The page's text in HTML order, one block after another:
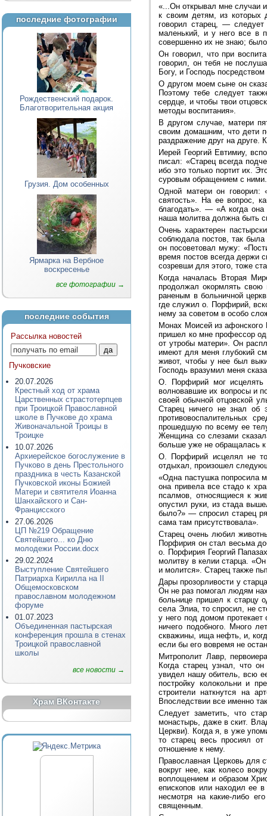
последние фотографии
Рождественский подарок.
Благотворительная акция
Грузия. Дом особенных
Ярмарка на Вербное
воскресенье
все фотографии →
последние события
Рассылка новостей
Пучковские
20.07.2026
Крестный ход от храма
Царственных страстотерпцев
при Троицкой Православной
школе в Пучкове до храма
Живоначальной Троицы в
Троицке
10.07.2026
Архиерейское богослужение в
Пучково в день Престольного
праздника в честь Казанской
Пучковской иконы Божией
Матери и святителя Иоанна
Шанхайского и Сан-
Францисского
27.06.2026
ЦП №219 Обращение
Святейшего... ко Дню
молодежи России.docx
29.02.2024
Выступление Святейшего
Патриарха Кирилла на II
Общемосковском
православном молодежном
форуме
01.07.2023
Объединенная пастырская
конференция прошла в стенах
Троицкой православной
школы
все новости →
Храм ВКонтакте
«...Он открывал мне случаи
к своим детям, из которых
говорил старец, —
маленький, и у него все в
совершенно их не знаю;
Он говорил, что при
говорил, он тебя не
Богу, и Господь
О другом моем сыне он
Поэтому тебе следует
сердце, и чтобы твои
методы воспитания».
В другом случае, матери
своим домашним, что дети
раздражение друг на друге.
Иерей Георгий Евтимиу,
писал: «Старец всегда
ибо это только портит их.
суровым обращением с
Одной матери он говорил:
святость». На ее вопрос,
благодать». — «А когда
наша молитва должна быть
Очень характерен
соблюдала постов, так была
он посоветовал мужу:
время постов всегда держи
созревши для этого, тоже
Когда началась Вторая
продолжал окормлять
раненым в больничной
где служил о. Порфирий,
нему за советом в особо
Монах Моисей из афонского
пришел ко мне профессор
от утробы матери». Он
имеют для меня глубокий
живот, чтобы у нее был
Господь вразумил меня
О. Порфирий мог исцелять
волновавшие их вопросы и
своей обычной отцовской
Старец ничего не знал об
противовоспалительных
прошедшую по всему ее
Женщина со слезами
больше уже не обращалась
О. Порфирий исцелял не
отдыхал, произошел
«Одна пастушка попросила
она привела все стадо к
псалмов, относящиеся к
опустил руки, из стада
было?» — спросил старец
сама там присутствовала».
Старец очень любил
Порфирия он стал весьма
о. Порфирия Георгий
молитву в келии старца.
и молится». Старец также
Дары прозорливости у
Он не раз помогал людям
больнице пришел к старцу
села Элиа, то спросил, не
у него под домом
ничего подобного. Много
скважины, ища нефть, и,
если бы его вовремя не
Митрополит Лавр,
Когда старец узнал, что
увидел нашу обитель, всю
постройку колокольни и
строители наткнутся на
Впоследствии все именно
Следует заметить, что
монастырь, даже в скит.
Церкви). Когда я, в уже
то старец весь просиял
отношение к нему.
Православная Церковь для
вокруг нее, как колесо
воплощением и образом
епископов или находил ее
несмотря на какие-либо
священным.